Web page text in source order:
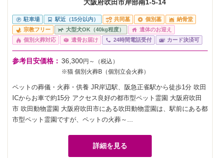
大阪府吹田市岸部南1-5-14
駐車場 駅近（15分以内） 共同墓 個別墓
納骨堂
宗教フリー
大型犬OK（40kg程度）
遺体のお迎え
個別火葬対応
遺骨お届け 24時間電話受付 カード決済可
参考目安価格： 36,300円～（税込）
※猫 個別火葬B（個別立会火葬）
ペットの葬儀・火葬・供養 JR岸辺駅、阪急正雀駅から徒歩1分 吹田
ICからお車で約15分 アクセス良好の都市型ペット霊園 大阪府吹田
市 吹田動物霊園 大阪府吹田市にある吹田動物霊園は、駅前にある都
市型ペット霊園ですが、ペットの火葬～...
詳細を見る